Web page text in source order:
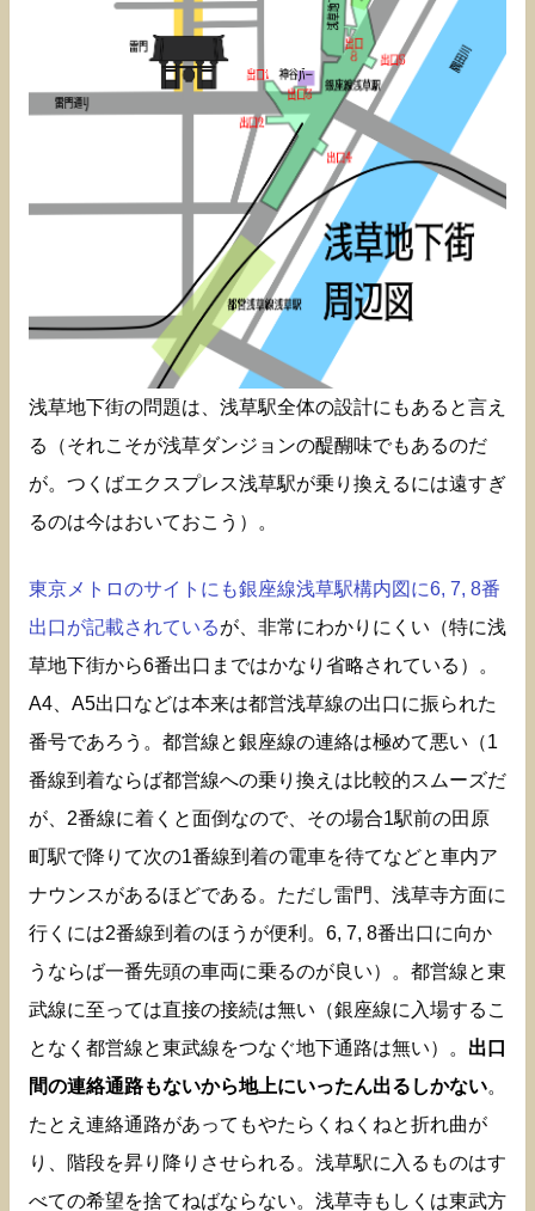
浅草地下街の問題は、浅草駅全体の設計にもあると言え
る（それこそが浅草ダンジョンの醍醐味でもあるのだ
が。つくばエクスプレス浅草駅が乗り換えるには遠すぎ
るのは今はおいておこう）。
東京メトロのサイトにも銀座線浅草駅構内図に6, 7, 8番
出口が記載されているが、非常にわかりにくい（特に浅
草地下街から6番出口まではかなり省略されている）。
A4、A5出口などは本来は都営浅草線の出口に振られた
番号であろう。都営線と銀座線の連絡は極めて悪い（1
番線到着ならば都営線への乗り換えは比較的スムーズだ
が、2番線に着くと面倒なので、その場合1駅前の田原
町駅で降りて次の1番線到着の電車を待てなどと車内ア
ナウンスがあるほどである。ただし雷門、浅草寺方面に
行くには2番線到着のほうが便利。6, 7, 8番出口に向か
うならば一番先頭の車両に乗るのが良い）。都営線と東
武線に至っては直接の接続は無い（銀座線に入場するこ
となく都営線と東武線をつなぐ地下通路は無い）。 出口
間の連絡通路もないから地上にいったん出るしかない。
たとえ連絡通路があってもやたらくねくねと折れ曲が
り、階段を昇り降りさせられる。浅草駅に入るものはす
べての希望を捨てねばならない。浅草寺もしくは東武方